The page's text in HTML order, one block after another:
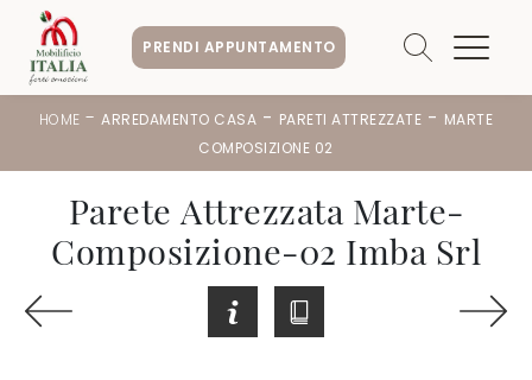
PRENDI APPUNTAMENTO
HOME -ARREDAMENTO CASA - PARETI ATTREZZATE - MARTE
COMPOSIZIONE 02
Parete Attrezzata Marte-
Composizione-02 Imba Srl